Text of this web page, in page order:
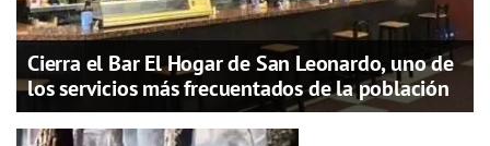
Cierra el Bar El Hogar de San Leonardo, uno de
los servicios más frecuentados de la población